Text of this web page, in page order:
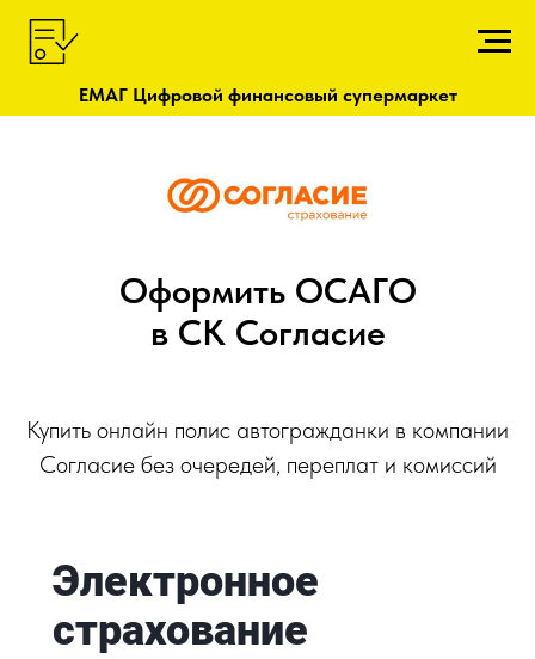
ЕМАГ Цифровой финансовый супермаркет
Оформить ОСАГО
в СК Согласие
Купить онлайн полис автогражданки в компании
Согласие без очередей, переплат и комиссий